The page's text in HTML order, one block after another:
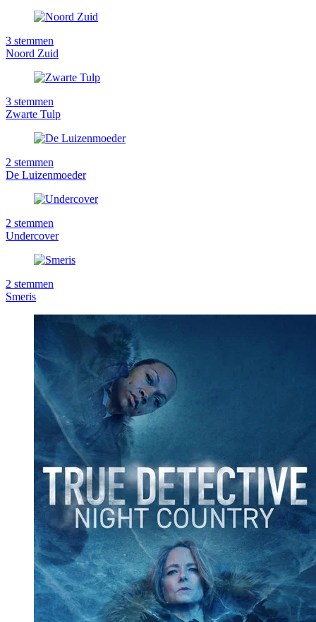
3 stemmen
Noord Zuid
3 stemmen
Zwarte Tulp
2 stemmen
De Luizenmoeder
2 stemmen
Undercover
2 stemmen
Smeris